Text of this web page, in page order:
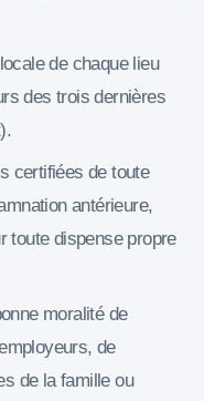
de chaque lieu
des trois dernières
certifiées de toute
antérieure,
toute dispense propre
moralité de
de
de la famille ou